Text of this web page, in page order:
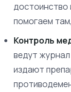
достоинство
помогаем
Контроль
ведут журнал
издают